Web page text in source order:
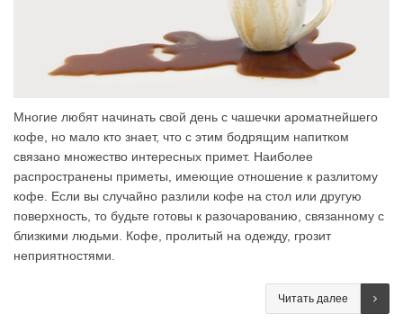
Многие любят начинать свой день с чашечки ароматнейшего
кофе, но мало кто знает, что с этим бодрящим напитком
связано множество интересных примет. Наиболее
распространены приметы, имеющие отношение к разлитому
кофе. Если вы случайно разлили кофе на стол или другую
поверхность, то будьте готовы к разочарованию, связанному с
близкими людьми. Кофе, пролитый на одежду, грозит
неприятностями.
Читать далее